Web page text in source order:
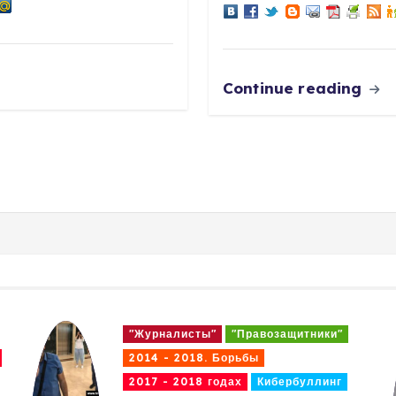
Continue reading
"Журналисты"
"Правозащитники"
2014 - 2018. Борьбы
2017 - 2018 годах
Кибербуллинг